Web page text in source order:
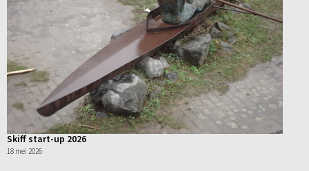
Skiff start-up 2026
18 mei 2026